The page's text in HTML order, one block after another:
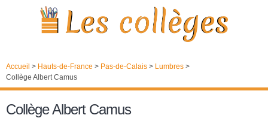
Accueil > Hauts-de-France > Pas-de-Calais > Lumbres >
Collège Albert Camus
Collège Albert Camus